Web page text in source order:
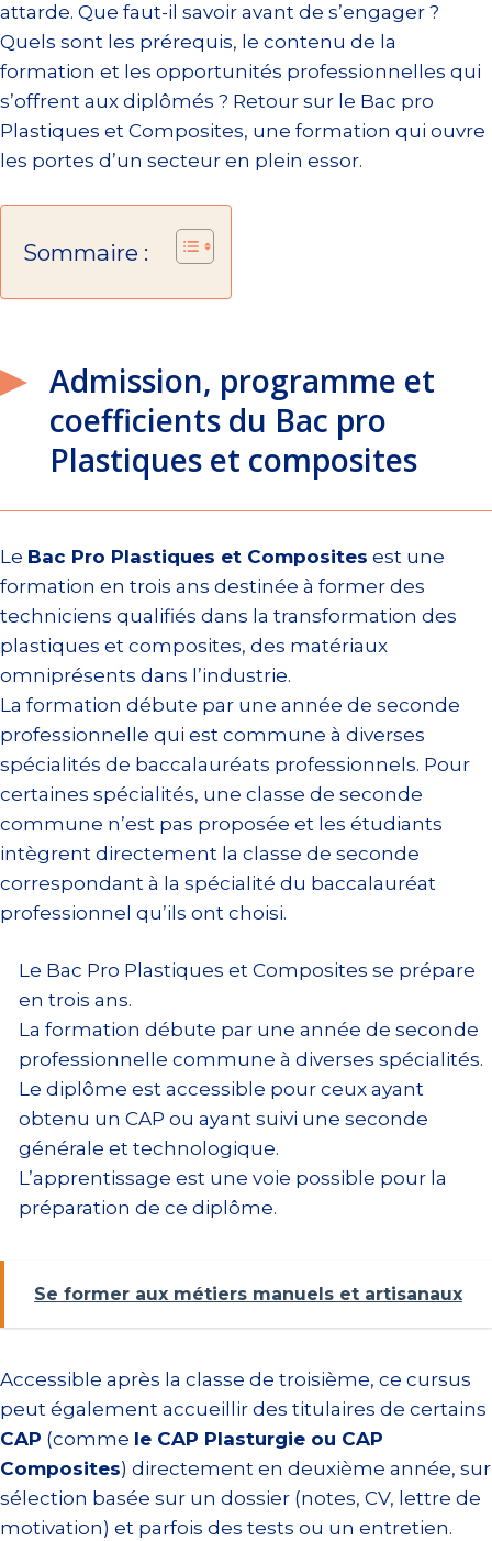
attarde. Que faut-il savoir avant de s’engager ?
Quels sont les prérequis, le contenu de la
formation et les opportunités professionnelles qui
s’offrent aux diplômés ? Retour sur le Bac pro
Plastiques et Composites, une formation qui ouvre
les portes d’un secteur en plein essor.
Sommaire :
Admission, programme et
coefficients du Bac pro
Plastiques et composites
Le Bac Pro Plastiques et Composites est une
formation en trois ans destinée à former des
techniciens qualifiés dans la transformation des
plastiques et composites, des matériaux
omniprésents dans l’industrie.
La formation débute par une année de seconde
professionnelle qui est commune à diverses
spécialités de baccalauréats professionnels. Pour
certaines spécialités, une classe de seconde
commune n’est pas proposée et les étudiants
intègrent directement la classe de seconde
correspondant à la spécialité du baccalauréat
professionnel qu’ils ont choisi.
Le Bac Pro Plastiques et Composites se prépare
en trois ans.
La formation débute par une année de seconde
professionnelle commune à diverses spécialités.
Le diplôme est accessible pour ceux ayant
obtenu un CAP ou ayant suivi une seconde
générale et technologique.
L’apprentissage est une voie possible pour la
préparation de ce diplôme.
Se former aux métiers manuels et artisanaux
Accessible après la classe de troisième, ce cursus
peut également accueillir des titulaires de certains
CAP (comme le CAP Plasturgie ou CAP
Composites) directement en deuxième année, sur
sélection basée sur un dossier (notes, CV, lettre de
motivation) et parfois des tests ou un entretien.